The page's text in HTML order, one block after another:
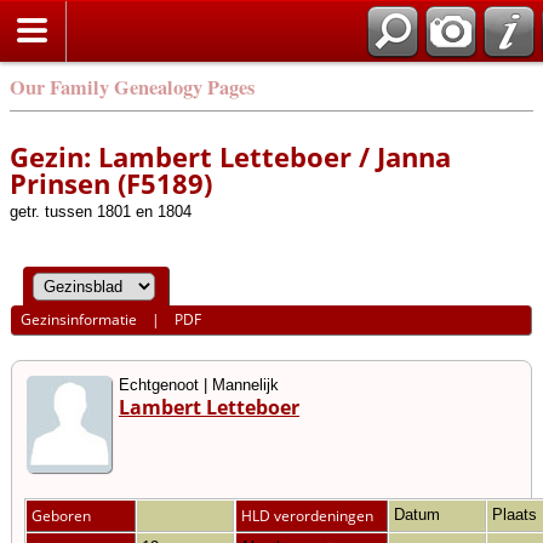
Our Family Genealogy Pages
Gezin: Lambert Letteboer / Janna
Prinsen (F5189)
getr. tussen 1801 en 1804
Gezinsinformatie | PDF
Echtgenoot | Mannelijk
Lambert Letteboer
Geboren HLD verordeningen Datum Plaats